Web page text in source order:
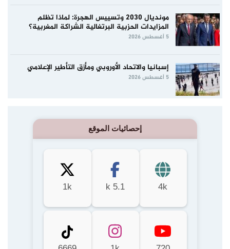
مونديال 2030 وتسييس الهجرة: لماذا تظلم
المزايدات الحزبية البرتغالية الشراكة المغربية؟
5 أغسطس 2026
إسبانيا والاتحاد الأوروبي ومأزق التأطير الإعلامي
5 أغسطس 2026
إحصائيات الموقع
4k
5.1 k
1k